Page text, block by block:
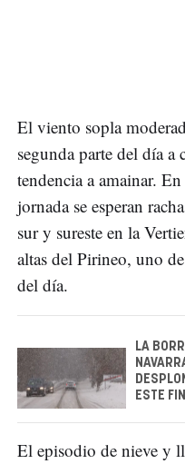
El viento sopla
segunda parte del día a
tendencia a amainar.
jornada se esperan
sur y sureste en la
altas del Pirineo, uno
del día.
LA
ESTE
El episodio de nieve y